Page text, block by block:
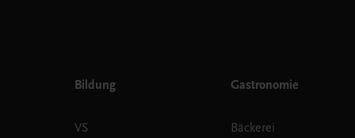
Bildung
VS
Gastronomie
Bäckerei